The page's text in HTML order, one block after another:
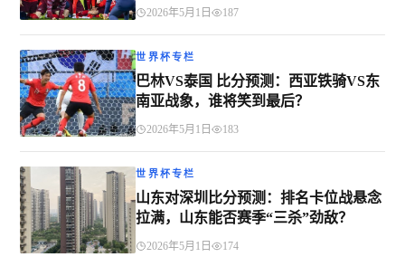
2026年5月1日 187
世界杯专栏
巴林VS泰国 比分预测：西亚铁骑VS东
南亚战象，谁将笑到最后？
2026年5月1日 183
世界杯专栏
山东对深圳比分预测：排名卡位战悬念
拉满，山东能否赛季“三杀”劲敌？
2026年5月1日 174